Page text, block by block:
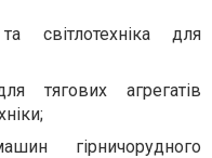
світлотехніка для
тягових агрегатів
гірничорудного